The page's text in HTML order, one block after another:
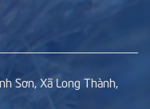
Sơn, Xã Long Thành,